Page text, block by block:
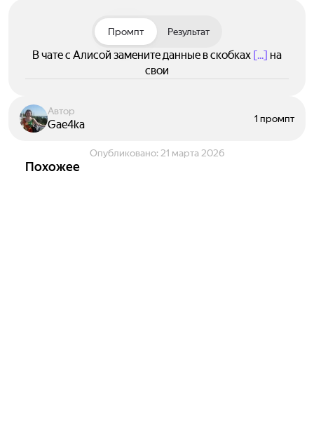
Промпт Результат
В чате с Алисой замените данные в скобках [...] на
свои
Автор
Gae4ka 1 промпт
Опубликовано: 21 марта 2026
Похожее